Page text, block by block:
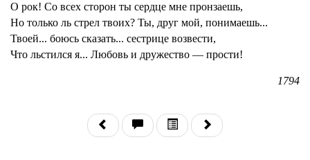
О рок! Со всех сторон ты сердце мне пронзаешь,
Но только ль стрел твоих? Ты, друг мой, понимаешь...
Твоей... боюсь сказать... сестрице возвести,
Что льстился я... Любовь и дружество — прости!
1794